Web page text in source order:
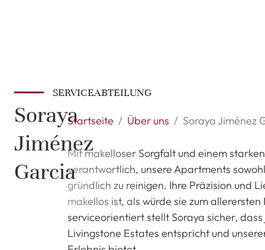
SERVICEABTEILUNG
Soraya
Jiménez
Garcia
Startseite Über uns Soraya Jiménez
Mit makelloser Sorgfalt und einem
verantwortlich, unsere Apartments
gründlich zu reinigen. Ihre Präzision und
makellos ist, als würde sie zum
serviceorientiert stellt Soraya sicher,
Livingstone Estates entspricht und